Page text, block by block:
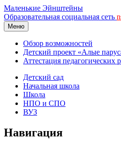
Маленькие Эйнштейны
Образовательная социальная сеть
Меню
Обзор возможностей
Детский проект «Алые
Аттестация педагогических
Детский сад
Начальная школа
Школа
НПО и СПО
ВУЗ
Навигация